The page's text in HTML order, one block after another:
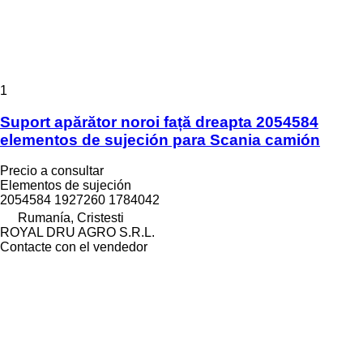
1
Suport apărător noroi față dreapta 2054584
elementos de sujeción para Scania camión
Precio a consultar
Elementos de sujeción
2054584 1927260 1784042
Rumanía, Cristesti
ROYAL DRU AGRO S.R.L.
Contacte con el vendedor